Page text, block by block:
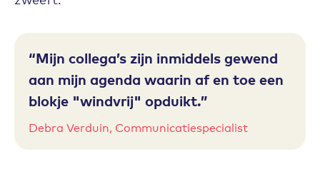
Mijn collega’s zijn inmiddels gewend
aan mijn agenda waarin af en toe een
blokje "windvrij" opduikt.
Debra Verduin, Communicatiespecialist